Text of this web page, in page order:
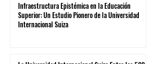
Infraestructura Epistémica en la Educación
Superior: Un Estudio Pionero de la Universidad
Internacional Suiza